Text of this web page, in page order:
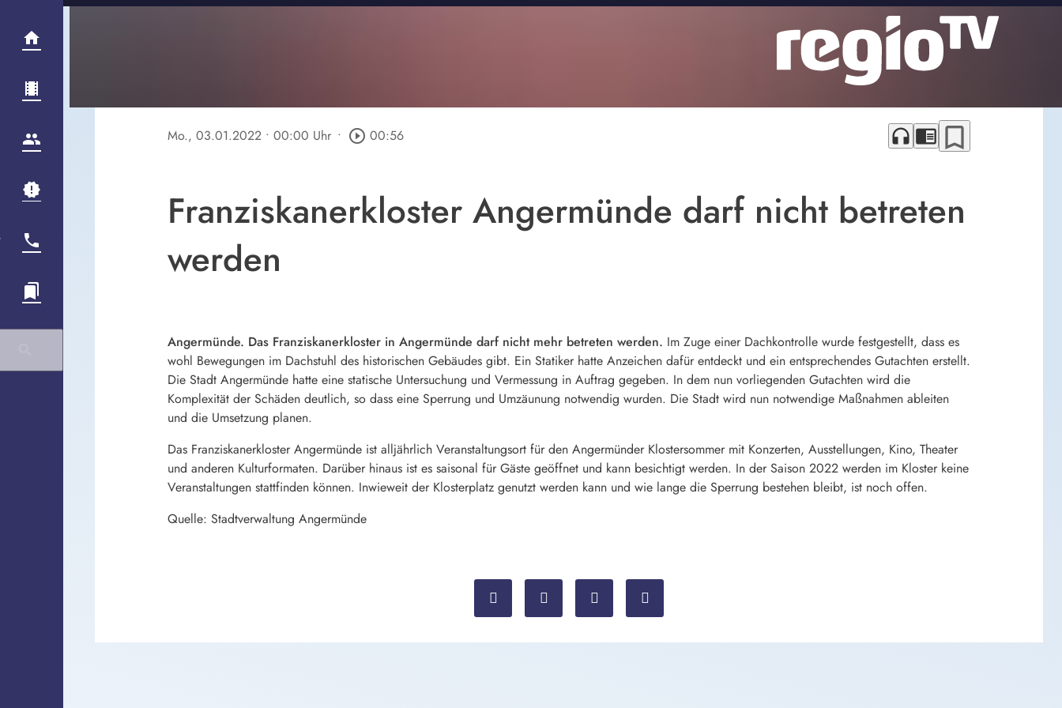
Mo., 03.01.2022 • 00:00 Uhr • play_circle_outline 00:56 headphones chrome_reader_mode bookmark_border
Franziskanerkloster Angermünde darf nicht betreten
werden
Angermünde. Das Franziskanerkloster in Angermünde darf nicht mehr betreten werden. Im Zuge einer Dachkontrolle wurde festgestellt, dass es
wohl Bewegungen im Dachstuhl des historischen Gebäudes gibt. Ein Statiker hatte Anzeichen dafür entdeckt und ein entsprechendes Gutachten erstellt.
Die Stadt Angermünde hatte eine statische Untersuchung und Vermessung in Auftrag gegeben. In dem nun vorliegenden Gutachten wird die
Komplexität der Schäden deutlich, so dass eine Sperrung und Umzäunung notwendig wurden. Die Stadt wird nun notwendige Maßnahmen ableiten
und die Umsetzung planen.
Das Franziskanerkloster Angermünde ist alljährlich Veranstaltungsort für den Angermünder Klostersommer mit Konzerten, Ausstellungen, Kino, Theater
und anderen Kulturformaten. Darüber hinaus ist es saisonal für Gäste geöffnet und kann besichtigt werden. In der Saison 2022 werden im Kloster keine
Veranstaltungen stattfinden können. Inwieweit der Klosterplatz genutzt werden kann und wie lange die Sperrung bestehen bleibt, ist noch offen.
Quelle: Stadtverwaltung Angermünde